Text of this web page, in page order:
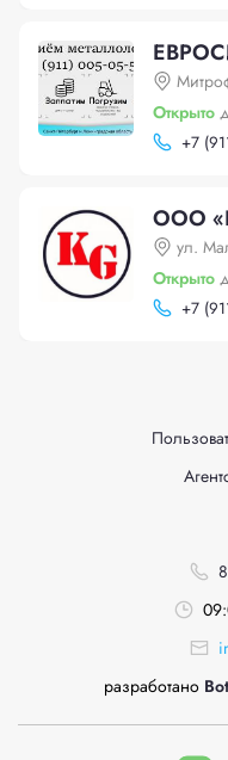
Открыто
+7
ООО
ул.
Открыто
+7
разработано